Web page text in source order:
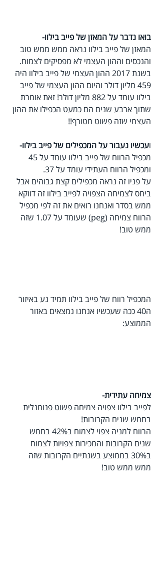
בואו נדבר על המאזן של פייב בילוו-
המאזן של פייב בילוו נראה ממש ממש טוב
והנכסים וההון העצמי לא מפסיקים לצמוח.
בשנת 2017 ההון העצמי של פייב בילוו היה
459 מליון דולר והיום ההון העצמי של פייב
בילוו עומד על 882 מליון דולר! זאת אומרת
שתוך ארבע שנים הם כמעט הכפילו את ההון
העצמי שזה פשוט מטורף!!
ועכשיו נעבור על המכפילים של פייב בילוו-
ומכפיל הרווח העתידי עומד על 37.
על פניו זה נראה מכפילים קצת גבוהים אבל
ביחס לצמיחה הצפויה לפייב בילוו זה דווקא
ממש בסדר ואנחנו רואים את זה לפי מכפיל
הרווח צמיחה (peg) שעומד על 1.07 שזה
ממש טוב!
המכפיל רווח של פייב בילוו תמיד נע באיזור
ה40 ככה שעכשיו אנחנו נמצאים באזור
הממוצע:
צמיחה עתידית-
לפייב בילוו צפויה צמיחה פשוט פנומנלית
בחמש שנים הקרובות!
הרווח למניה צפוי לצמוח ב42% בחמש
שנים הקרובות והמכירות צפויות לצמוח
ב30% בממוצע בשנתיים הקרובות שזה
ממש ממש טוב!